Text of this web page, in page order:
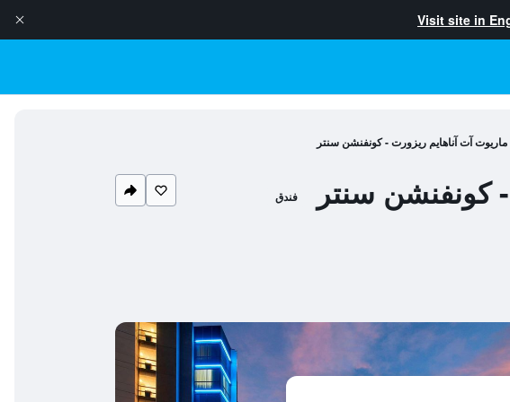
Visit site in
آت آناهايم ريزورت - كونفنشن سنتر
كونفنشن سنتر فندق